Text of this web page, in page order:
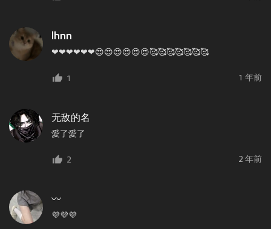
lhnn
❤❤❤❤❤❤😍😍😍😍😍😍🥰🥰🥰🥰🥰🥰🥰
1 1 年前
无敌的名
愛了愛了
2 2 年前
〰️
💜💜💜